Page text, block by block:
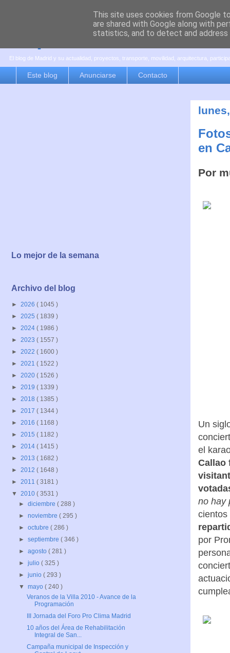
es por madrid
El blog de Madrid y su actualidad, proyectos, transporte, movilidad, arquitectura,
Este blog Anunciarse Contacto
en
Por
Un
el
Callao
no hay
por
Lo mejor de la semana
Archivo del blog
► 2026 ( 1045 )
► 2025 ( 1839 )
► 2024 ( 1986 )
► 2023 ( 1557 )
► 2022 ( 1600 )
► 2021 ( 1522 )
► 2020 ( 1526 )
► 2019 ( 1339 )
► 2018 ( 1385 )
► 2017 ( 1344 )
► 2016 ( 1168 )
► 2015 ( 1182 )
► 2014 ( 1415 )
► 2013 ( 1682 )
► 2012 ( 1648 )
► 2011 ( 3181 )
▼ 2010 ( 3531 )
►diciembre( 288 )
►noviembre( 295 )
►octubre( 286 )
►septiembre( 346 )
►agosto( 281 )
►julio( 325 )
►junio( 293 )
▼mayo( 240 )
Veranos de la Villa 2010 - Avance de la
Programación
III Jornada del Foro Pro Clima Madrid
10 años del Área de Rehabilitación
Integral de San...
Campaña municipal de Inspección y
This site uses cookies from Google
are shared with Google along with
statistics, and to detect and address